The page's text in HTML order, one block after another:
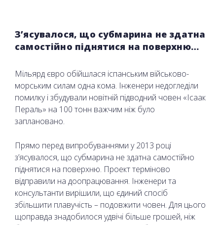
З’ясувалося, що субмарина не здатна
самостійно піднятися на поверхню…
Мільярд євро обійшлася іспанським військово-
морським силам одна кома. Інженери недогледіли
помилку і збудували новітній підводний човен «Ісаак
Пераль» на 100 тонн важчим ніж було
заплановано.
Прямо перед випробуваннями у 2013 році
з’ясувалося, що субмарина не здатна самостійно
піднятися на поверхню. Проект терміново
відправили на доопрацювання. Інженери та
консультанти вирішили, що єдиний спосіб
збільшити плавучість – подовжити човен. Для цього
щоправда знадобилося удвічі більше грошей, ніж